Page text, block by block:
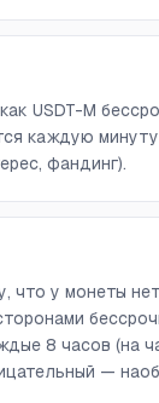
USDT-M
каждую
фандинг).
у монеты нет
8 часов (на
—